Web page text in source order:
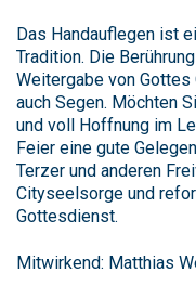
Das Handauflegen ist
Tradition. Die
Weitergabe von
auch Segen. Möchten
und voll Hoffnung im
Feier eine gute
Terzer und anderen
Cityseelsorge und
Gottesdienst.
Mitwirkend: Matthias